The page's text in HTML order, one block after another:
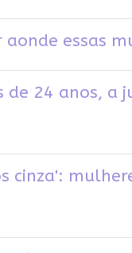
essas
de 24 anos, a
cinza':